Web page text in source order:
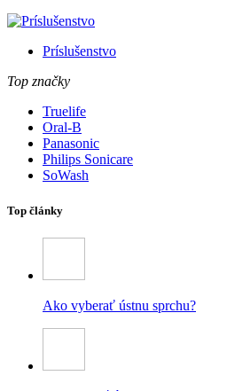
Príslušenstvo
Top značky
Truelife
Oral-B
Panasonic
Philips Sonicare
SoWash
Top články
Ako vyberať ústnu sprchu?